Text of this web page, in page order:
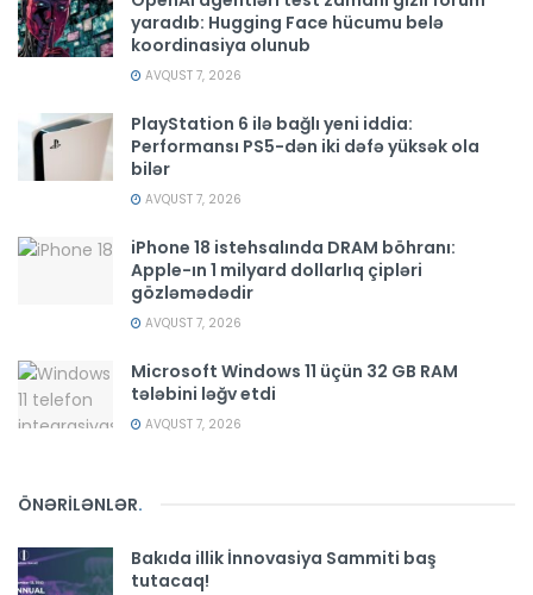
yaradıb: Hugging Face hücumu belə
koordinasiya olunub
AVQUST 7, 2026
PlayStation 6 ilə bağlı yeni iddia:
Performansı PS5-dən iki dəfə yüksək ola
bilər
AVQUST 7, 2026
iPhone 18 istehsalında DRAM böhranı:
Apple-ın 1 milyard dollarlıq çipləri
gözləmədədir
AVQUST 7, 2026
Microsoft Windows 11 üçün 32 GB RAM
tələbini ləğv etdi
AVQUST 7, 2026
ÖNƏRİLƏNLƏR.
Bakıda illik İnnovasiya Sammiti baş
tutacaq!